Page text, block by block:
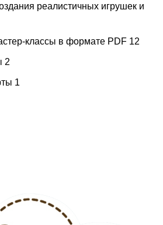
реалистичных игрушек и
классы в формате PDF 12
2
1